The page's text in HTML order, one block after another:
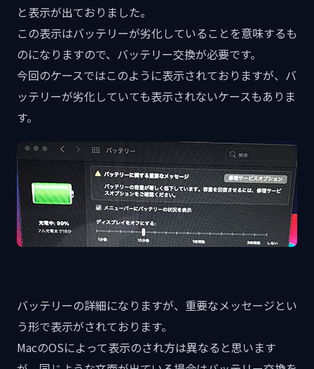
と表示が出ておりました。
この表示はバッテリーが劣化していることを意味するも
のになりますので、バッテリー交換が必要です。
今回のケースではこのように表示されておりますが、バ
ッテリーが劣化していても表示されないケースもありま
す。
バッテリーの詳細になりますが、重要なメッセージとい
う形で表示がされております。
MacのOSによって表示のされ方は異なると思います